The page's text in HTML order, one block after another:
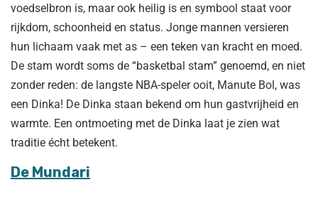
voedselbron is, maar ook heilig is en symbool staat voor
rijkdom, schoonheid en status. Jonge mannen versieren
hun lichaam vaak met as – een teken van kracht en moed.
De stam wordt soms de “basketbal stam” genoemd, en niet
zonder reden: de langste NBA-speler ooit, Manute Bol, was
een Dinka! De Dinka staan bekend om hun gastvrijheid en
warmte. Een ontmoeting met de Dinka laat je zien wat
traditie écht betekent.
De Mundari